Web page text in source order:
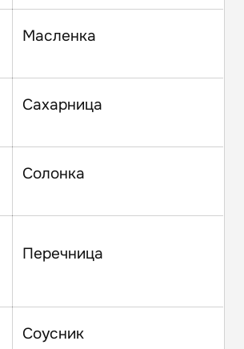
Масленка
Сахарница
Солонка
Перечница
Соусник